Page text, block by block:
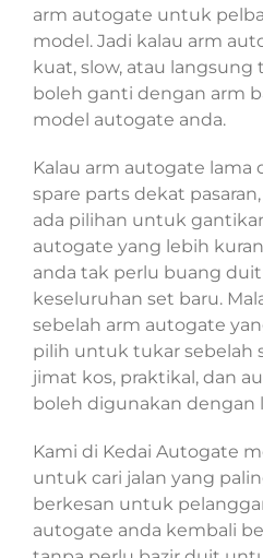
arm autogate untuk
model. Jadi kalau arm
kuat, slow, atau langsung
boleh ganti dengan arm
model autogate anda.
Kalau arm autogate lama
spare parts dekat
ada pilihan untuk
autogate yang lebih
anda tak perlu buang
keseluruhan set baru.
sebelah arm autogate
pilih untuk tukar sebelah
jimat kos, praktikal, dan
boleh digunakan dengan
Kami di Kedai Autogate
untuk cari jalan yang
berkesan untuk
autogate anda kembali